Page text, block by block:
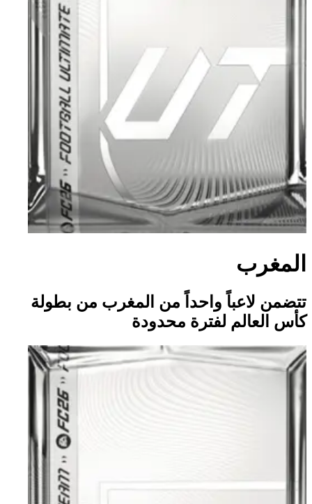
المغرب
تتضمن لاعباً واحداً من المغرب من بطولة
كأس العالم لفترة محدودة